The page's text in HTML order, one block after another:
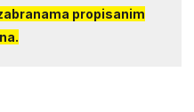
propisanim